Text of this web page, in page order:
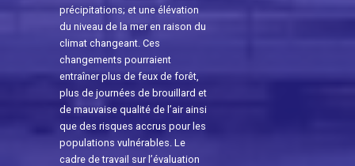
précipitations; et une élévation
du niveau de la mer en raison du
climat changeant. Ces
changements pourraient
entraîner plus de feux de forêt,
plus de journées de brouillard et
de mauvaise qualité de l’air ainsi
que des risques accrus pour les
populations vulnérables. Le
cadre de travail sur l’évaluation